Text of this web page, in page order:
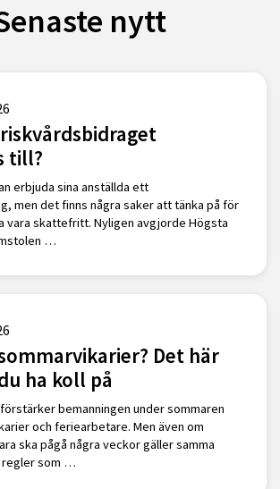
nytt
till?
erbjuda sina anställda ett
men det finns några saker att tänka på för
vara skattefritt. Nyligen avgjorde Högsta
…
Det här
ha koll på
bemanningen under sommaren
och feriearbetare. Men även om
ska pågå några veckor gäller samma
som …